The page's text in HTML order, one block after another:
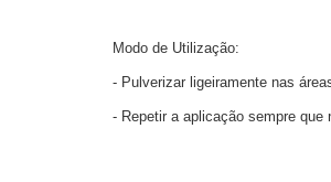
Modo de Utilização:
- Pulverizar ligeiramente nas
- Repetir a aplicação sempre que